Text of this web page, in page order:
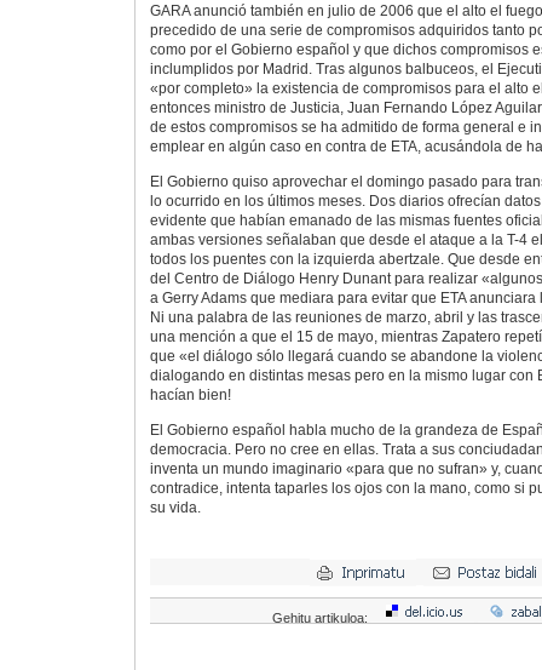
GARA anunció también en julio de 2006 que el alto el
precedido de una serie de compromisos adquiridos tanto
como por el Gobierno español y que dichos compromisos
inclumplidos por Madrid. Tras algunos balbuceos, el
«por completo» la existencia de compromisos para el alto
entonces ministro de Justicia, Juan Fernando López
de estos compromisos se ha admitido de forma general e
emplear en algún caso en contra de ETA, acusándola de
El Gobierno quiso aprovechar el domingo pasado para
lo ocurrido en los últimos meses. Dos diarios ofrecían
evidente que habían emanado de las mismas fuentes
ambas versiones señalaban que desde el ataque a la T-4
todos los puentes con la izquierda abertzale. Que desde
del Centro de Diálogo Henry Dunant para realizar
a Gerry Adams que mediara para evitar que ETA
Ni una palabra de las reuniones de marzo, abril y las
una mención a que el 15 de mayo, mientras Zapatero
que «el diálogo sólo llegará cuando se abandone la
dialogando en distintas mesas pero en la mismo lugar con
hacían bien!
El Gobierno español habla mucho de la grandeza de
democracia. Pero no cree en ellas. Trata a sus
inventa un mundo imaginario «para que no sufran» y,
contradice, intenta taparles los ojos con la mano, como si
su vida.
Gehitu artikuloa: